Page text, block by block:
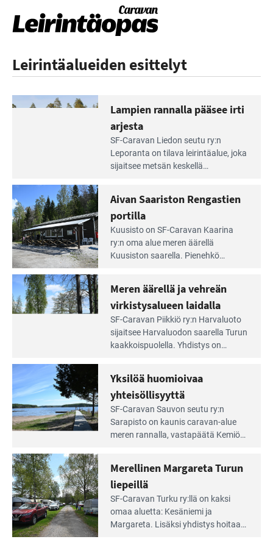
Leirintäalueiden esittelyt
rannalla
pääsee
irti
arjesta
Lampien rannalla pääsee irti
arjesta
SF-Caravan Liedon seutu ry:n
Leporanta on tilava leirintäalue, joka
sijaitsee metsän kes­kellä
tarjoaa ympäris­töineen kauniit
maisemat ja loistavat virkistäytymis­
mahdollisuudet.
Lue
Leirintäoppaan
artikkeli:
Aivan
Saariston
Rengastien
portilla
Aivan Saariston Rengastien
portilla
Kuusisto on SF-Caravan Kaarina
ry:n oma alue meren äärellä
Kuusiston saarella. Pie­nehkö
äärellä
ja
vehreän
virkistysalueen
laidalla
Meren äärellä ja vehreän
virkistysalueen laidalla
SF-Caravan Piikkiö ry:n Harvaluoto
sijait­see Harvaluodon saarella Turun
kaakkois­puolella. Yhdistys on
virkistysalueesta.
Lue
Leirintäoppaan
artikkeli:
huomioivaa
yhteisöllisyyttä
Yksilöä huomioivaa
yhteisöllisyyttä
SF-Caravan Sauvon seutu ry:n
Sarapisto on kaunis caravan-alue
meren rannalla, vasta­päätä Kemiön
kymmenen paikkaa ilman sähköä.
Lue
Leirintäoppaan
artikkeli:
Merellinen
Merellinen Margareta Turun
liepeillä
SF-Caravan Turku ry:llä on kaksi
omaa aluet­ta: Kesäniemi ja
Margareta. Lisäksi yhdis­tys hoitaa